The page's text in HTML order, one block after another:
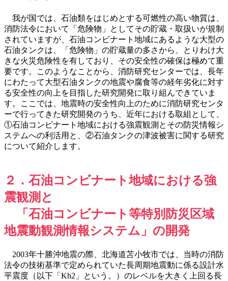
我が国では、石油類をはじめとする可燃性の高い物質は、
消防法令において「危険物」としてその貯蔵・取扱いが規制
されていますが、石油コンビナート地域にあるような大型の
石油タンクは、「危険物」の貯蔵量の多さから、とりわけ大
きな火災危険性を有しており、その安全性の確保は極めて重
要です。このようなことから、消防研究センターでは、長年
にわたって大型石油タンクの地震や腐食等の経年劣化に対す
る安全性の向上を目指した研究開発に取り組んできていま
す。ここでは、地震時の安全性向上のために消防研究センタ
ーで行ってきた研究開発のうち、近年における取組として、
①石油コンビナート地域における強震観測とその防災情報シ
ステムへの利活用と、②石油タンクの津波被害に関する研究
について紹介します。
２．石油コンビナート地域における強
震観測と
「石油コンビナート等特別防災区域
地震動観測情報システム」の開発
2003年十勝沖地震の際、北海道苫小牧市では、当時の消防
法令の技術基準で定められていた長周期地震動に係る設計水
平震度（以下「Kh2」という。）のレベルを大きく上回る長